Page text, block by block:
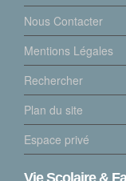
Nous Contacter
Mentions Légales
Rechercher
Plan du site
Espace privé
Vie Scolaire &